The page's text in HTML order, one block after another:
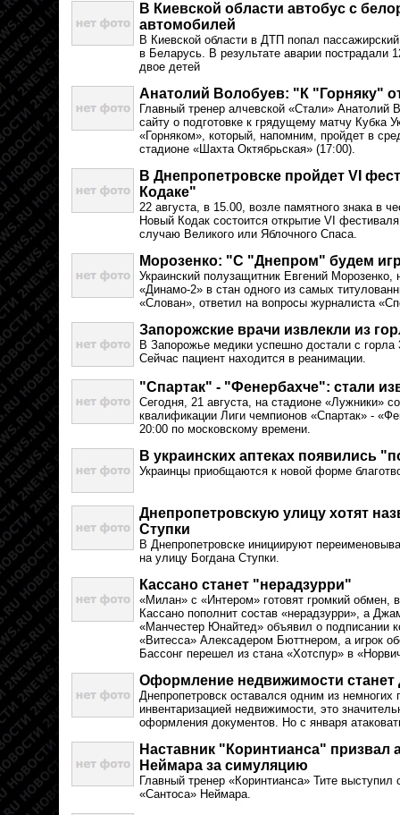
В Киевской области автобус с
автомобилей
В Киевской области в ДТП попал
в Беларусь. В результате аварии пострадали
двое детей
Анатолий Волобуев: "К "Горняку"
Главный тренер алчевской «Стали»
сайту о подготовке к грядущему матчу Кубка
«Горняком», который, напомним, пройдет в
стадионе «Шахта Октябрьская» (17:00).
В Днепропетровске пройдет VI
Кодаке"
22 августа, в 15.00, возле памятного знака в
Новый Кодак состоится открытие VI
случаю Великого или Яблочного Спаса.
Морозенко: "С "Днепром" будем
Украинский полузащитник Евгений
«Динамо-2» в стан одного из самых
«Слован», ответил на вопросы журналиста
Запорожские врачи извлекли из
В Запорожье медики успешно достали с
Сейчас пациент находится в реанимации.
"Спартак" - "Фенербахче": стали
Сегодня, 21 августа, на стадионе «Лужники»
квалификации Лиги чемпионов «Спартак» -
20:00 по московскому времени.
В украинских аптеках появились
Украинцы приобщаются к новой форме
Днепропетровскую улицу хотят
Ступки
В Днепропетровске инициируют
на улицу Богдана Ступки.
Кассано станет "нерадзурри"
«Милан» с «Интером» готовят громкий обмен,
Кассано пополнит состав «нерадзурри», а
«Манчестер Юнайтед» объявил о подписании
«Витесса» Алексадером Бюттнером, а игрок
Бассонг перешел из стана «Хотспур» в
Оформление недвижимости станет
Днепропетровск оставался одним из немногих
инвентаризацией недвижимости, это
оформления документов. Но с января
Наставник "Коринтианса" призвал
Неймара за симуляцию
Главный тренер «Коринтианса» Тите
«Сантоса» Неймара.